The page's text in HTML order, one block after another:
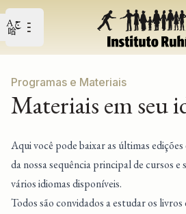
Abrir o menu principal
Open user menu
Programas e Materiais
Materiais em seu
Aqui você pode baixar as últimas
da nossa sequência principal de cursos e
vários idiomas disponíveis.
Todos são convidados a estudar os